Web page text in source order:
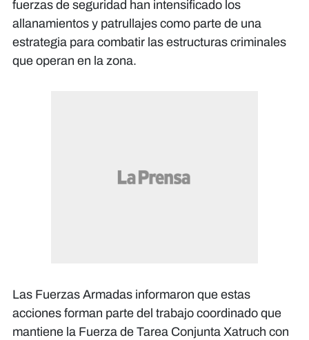
fuerzas de seguridad han intensificado los
allanamientos y patrullajes como parte de una
estrategia para combatir las estructuras criminales
que operan en la zona.
Las Fuerzas Armadas informaron que estas
acciones forman parte del trabajo coordinado que
mantiene la Fuerza de Tarea Conjunta Xatruch con